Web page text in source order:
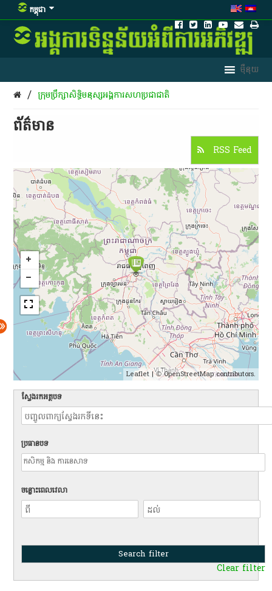
កម្ពុជា
/ ក្រុម​ប្រឹក្សា​សិទ្ធិ​មនុស្ស​អង្គការ​សហ​ប្រជាជាតិ
ព័ត៌មាន​
RSS Feed
Leaflet| ©OpenStreetMapcontributors.
ស្វែងរកអត្ថបទ
ប្រធានបទ
ចន្លោះពេលវេលា
Clear filter